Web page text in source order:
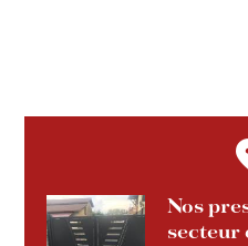
Nos
secteur